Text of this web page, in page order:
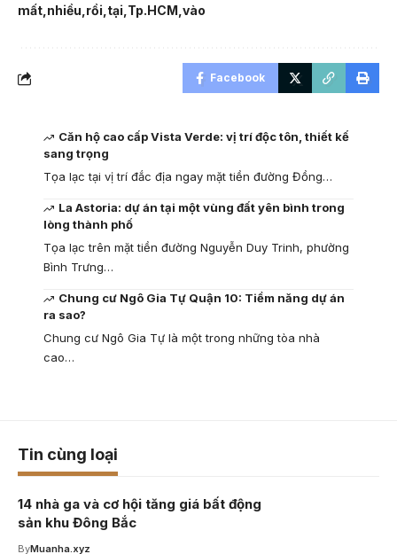
mất nhiều rồi tại Tp.HCM vào
Facebook
Căn hộ cao cấp Vista Verde: vị trí độc tôn, thiết kế
sang trọng
Tọa lạc tại vị trí đắc địa ngay mặt tiền đường Đồng…
La Astoria: dự án tại một vùng đất yên bình trong
lòng thành phố
Tọa lạc trên mặt tiền đường Nguyễn Duy Trinh, phường
Bình Trưng…
Chung cư Ngô Gia Tự Quận 10: Tiềm năng dự án
ra sao?
Chung cư Ngô Gia Tự là một trong những tòa nhà
cao…
Tin cùng loại
14 nhà ga và cơ hội tăng giá bất động
sản khu Đông Bắc
ByMuanha.xyz